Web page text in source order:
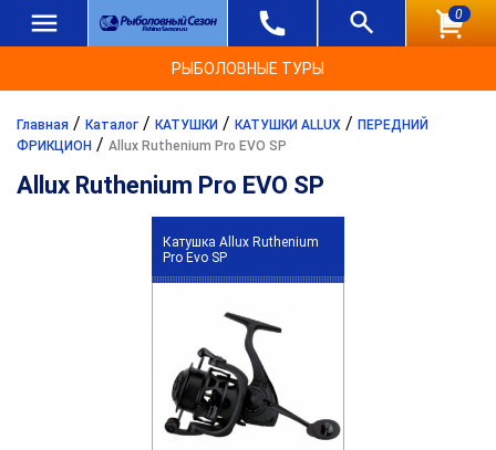
0
РЫБОЛОВНЫЕ ТУРЫ
Главная / Каталог / КАТУШКИ / КАТУШКИ ALLUX / ПЕРЕДНИЙ
ФРИКЦИОН / Allux Ruthenium Pro EVO SP
Allux Ruthenium Pro EVO SP
Катушка Allux Ruthenium
Pro Evo SP